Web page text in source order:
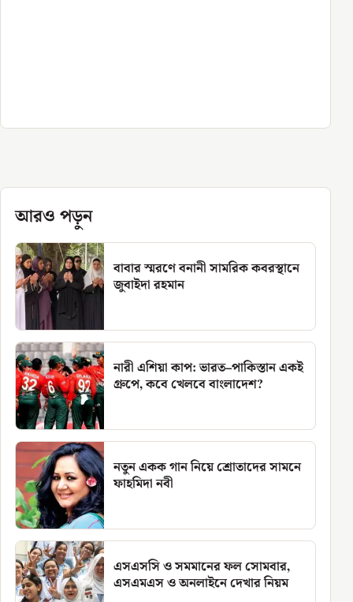
আরও পড়ুন
বাবার স্মরণে বনানী সামরিক কবরস্থানে
জুবাইদা রহমান
নারী এশিয়া কাপ: ভারত–পাকিস্তান একই
গ্রুপে, কবে খেলবে বাংলাদেশ?
নতুন একক গান নিয়ে শ্রোতাদের সামনে
ফাহমিদা নবী
এসএসসি ও সমমানের ফল সোমবার,
এসএমএস ও অনলাইনে দেখার নিয়ম